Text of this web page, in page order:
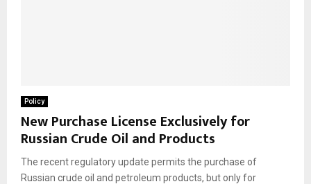
Policy
New Purchase License Exclusively for
Russian Crude Oil and Products
The recent regulatory update permits the purchase of
Russian crude oil and petroleum products, but only for